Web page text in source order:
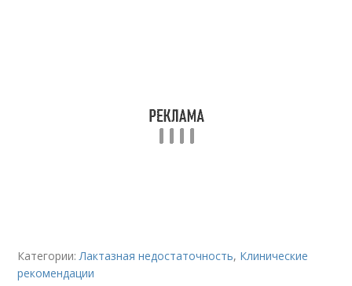
Категории:Лактазная недостаточность, Клинические
рекомендации